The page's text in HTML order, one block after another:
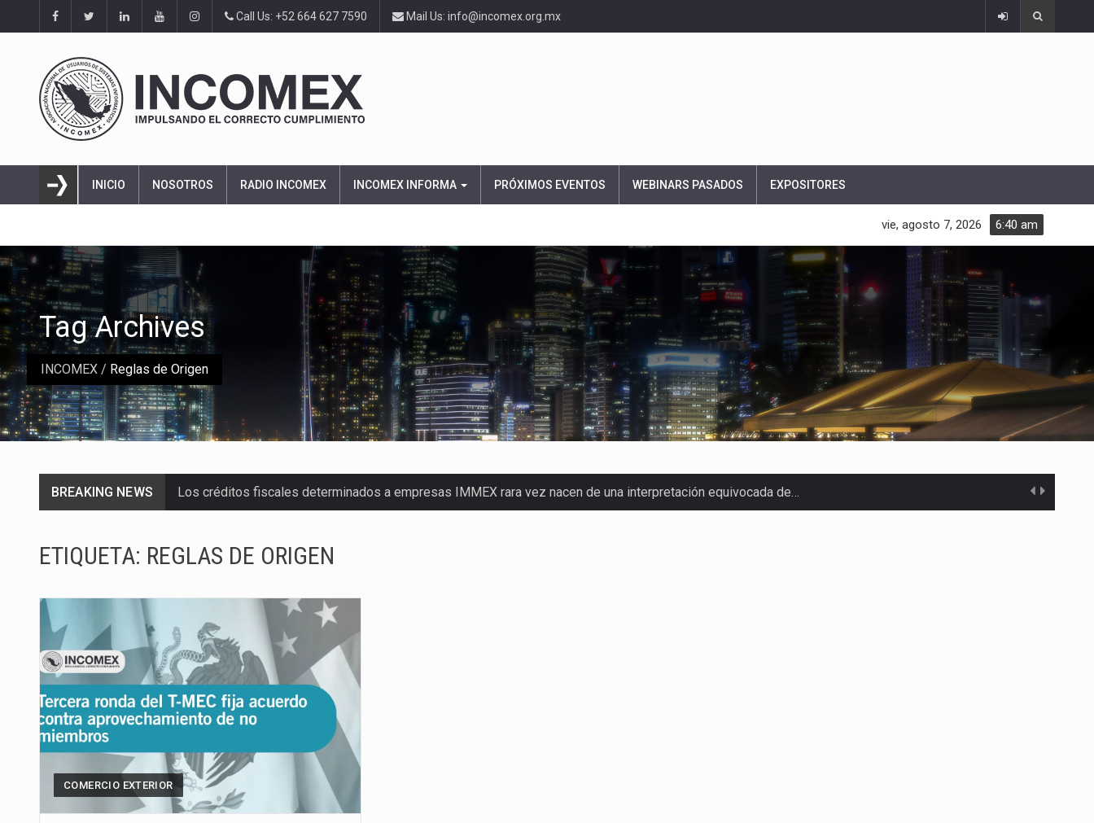
Call Us: +52 664 627 7590 Mail Us: info@incomex.org.mx
INICIO NOSOTROS RADIO INCOMEX INCOMEX INFORMA PRÓXIMOS EVENTOS WEBINARS PASADOS EXPOSITORES
6:40 am
vie, agosto 7, 2026
INCOMEX / Reglas de Origen
Tag Archives
BREAKING NEWS Los créditos fiscales determinados a empresas IMMEX rara vez nacen de una interpretación equivocada de…
La inversión fija bruta en México registró un aumento de 1.1% interanual en mayo de…
El gobierno de Estados Unidos anunciará un arancel del 15 % sobre los productos fabricados…
El Departamento de Agricultura de Estados Unidos (USDA) suspendió el 5 de agosto de 2026…
El derecho a la previsibilidad de los horarios de trabajo en turnos rotativos podría ser…
La industria manufacturera de exportación afiliada a Index en Nuevo León ha alcanzado hasta 10%…
Las métricas tradicionales de los parques industriales —absorción, ocupación y metros cuadrados desarrollados— resultan insuficientes…
El superávit comercial de México con Estados Unidos alcanzó 102,581 millones de dólares (mdd) en…
ETIQUETA: REGLAS DE ORIGEN
COMERCIO EXTERIOR